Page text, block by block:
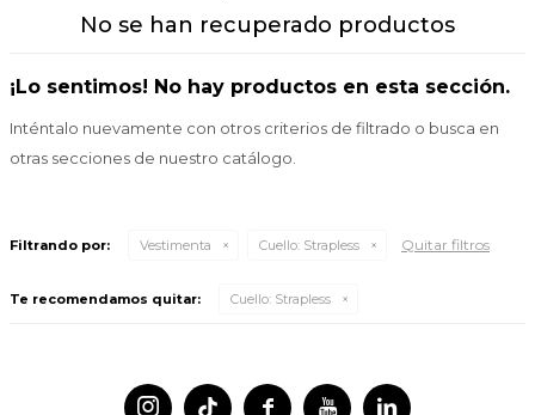
No se han recuperado productos
¡Lo sentimos! No hay productos en esta sección.
Inténtalo nuevamente con otros criterios de filtrado o busca en
otras secciones de nuestro catálogo.
Filtrando por: Vestimenta Cuello: Strapless Quitar filtros
Te recomendamos quitar: Cuello: Strapless
 
 